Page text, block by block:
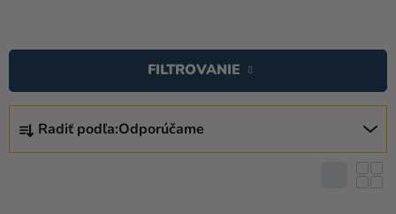
masky
Oblečenie
Pečenie
A
D
Radiť podľa:Odporúčame
FILTROVANIE
Ý
P
I
S
P